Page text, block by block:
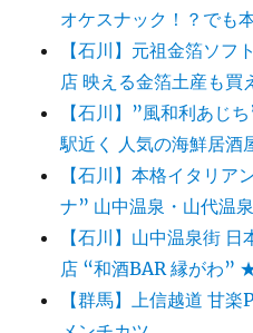
オケスナック！？で
【石川】元祖金箔ソフ
店 映える金箔土産も
【石川】”風和利あじ
駅近く 人気の海鮮居
【石川】本格イタリア
ナ” 山中温泉・山代
【石川】山中温泉街
店 “和酒BAR 縁がわ
【群馬】上信越道 甘